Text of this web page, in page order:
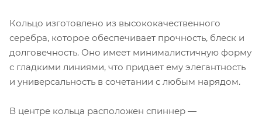
Кольцо изготовлено из высококачественного
серебра, которое обеспечивает прочность, блеск и
долговечность. Оно имеет минималистичную форму
с гладкими линиями, что придает ему элегантность
и универсальность в сочетании с любым нарядом.
В центре кольца расположен спиннер —